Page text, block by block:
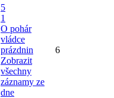
5
1
O pohár
vládce
prázdnin
Zobrazit
všechny
záznamy ze
dne
6